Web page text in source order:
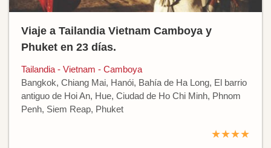
Viaje a Tailandia Vietnam Camboya y
Phuket en 23 días.
Tailandia - Vietnam - Camboya
Bangkok, Chiang Mai, Hanói, Bahía de Ha Long, El barrio
antiguo de Hoi An, Hue, Ciudad de Ho Chi Minh, Phnom
Penh, Siem Reap, Phuket
★★★★